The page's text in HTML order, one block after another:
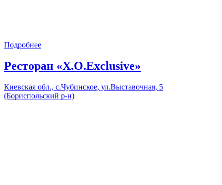
Подробнее
Ресторан «X.O.Exclusive»
Киевская обл., с.Чубинское, ул.Выставочная, 5
(Бориспольский р-н)